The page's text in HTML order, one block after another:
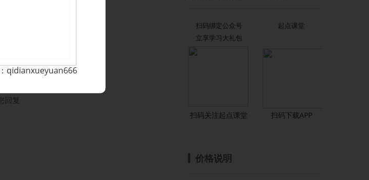
回复
扫码绑定公众号
立享学习大礼包
扫码关注起点课堂
起点课堂
扫码下载APP
价格说明
qidianxueyuan666